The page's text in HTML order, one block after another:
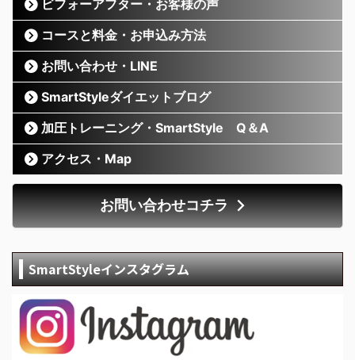
ビフォーアフター・お客様の声
コースと料金・お申込み方法
お問い合わせ・LINE
SmartStyleダイエットブログ
加圧トレーニング・SmartStyle Q＆A
アクセス・Map
お問い合わせコチラ
SmartStyleインスタグラム